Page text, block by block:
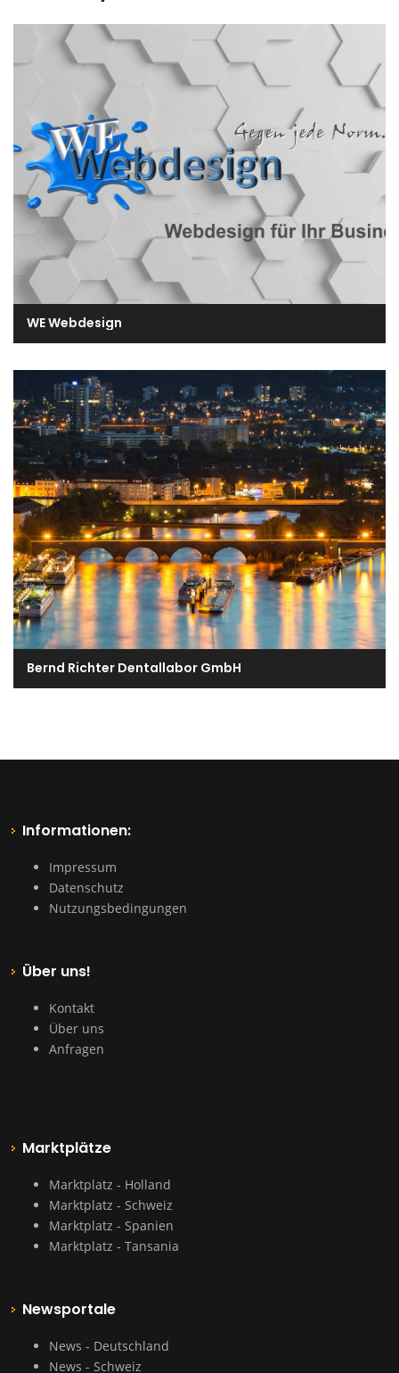
WE Webdesign
Bernd Richter Dentallabor GmbH
Informationen:
Impressum
Datenschutz
Nutzungsbedingungen
Über uns!
Kontakt
Über uns
Anfragen
Marktplätze
Marktplatz - Holland
Marktplatz - Schweiz
Marktplatz - Spanien
Marktplatz - Tansania
Newsportale
News - Deutschland
News - Schweiz